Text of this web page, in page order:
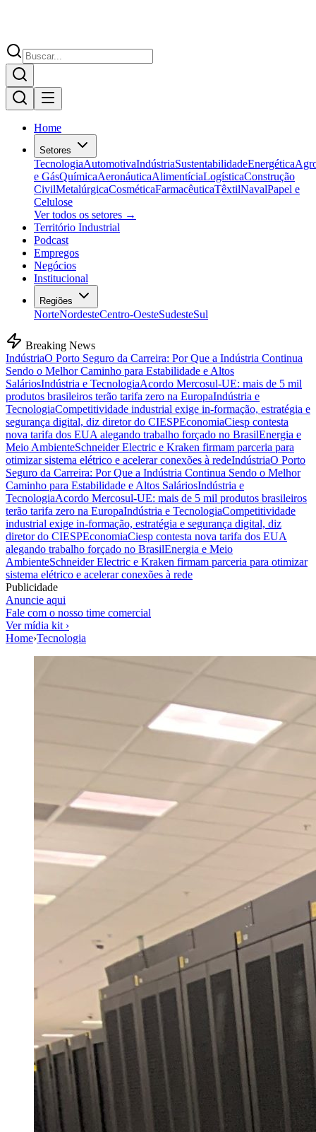
Home
Setores
TecnologiaAutomotivaIndústriaSustentabilidadeEnergética
e GásQuímicaAeronáuticaAlimentíciaLogísticaConstrução
CivilMetalúrgicaCosméticaFarmacêuticaTêxtilNavalPapel e
Celulose
Ver todos os setores →
Território Industrial
Podcast
Empregos
Negócios
Institucional
Regiões
NorteNordesteCentro-OesteSudesteSul
Breaking News
IndústriaO Porto Seguro da Carreira: Por Que a Indústria Continua
Sendo o Melhor Caminho para Estabilidade e Altos
SaláriosIndústria e TecnologiaAcordo Mercosul-UE: mais de 5 mil
produtos brasileiros terão tarifa zero na EuropaIndústria e
TecnologiaCompetitividade industrial exige in-formação, estratégia e
segurança digital, diz diretor do CIESPEconomiaCiesp contesta
nova tarifa dos EUA alegando trabalho forçado no BrasilEnergia e
Meio AmbienteSchneider Electric e Kraken firmam parceria para
otimizar sistema elétrico e acelerar conexões à redeIndústriaO Porto
Seguro da Carreira: Por Que a Indústria Continua Sendo o Melhor
Caminho para Estabilidade e Altos SaláriosIndústria e
TecnologiaAcordo Mercosul-UE: mais de 5 mil produtos brasileiros
terão tarifa zero na EuropaIndústria e TecnologiaCompetitividade
industrial exige in-formação, estratégia e segurança digital, diz
diretor do CIESPEconomiaCiesp contesta nova tarifa dos EUA
alegando trabalho forçado no BrasilEnergia e Meio
AmbienteSchneider Electric e Kraken firmam parceria para otimizar
sistema elétrico e acelerar conexões à rede
Publicidade
Anuncie aqui
Fale com o nosso time comercial
Ver mídia kit ›
Home›Tecnologia